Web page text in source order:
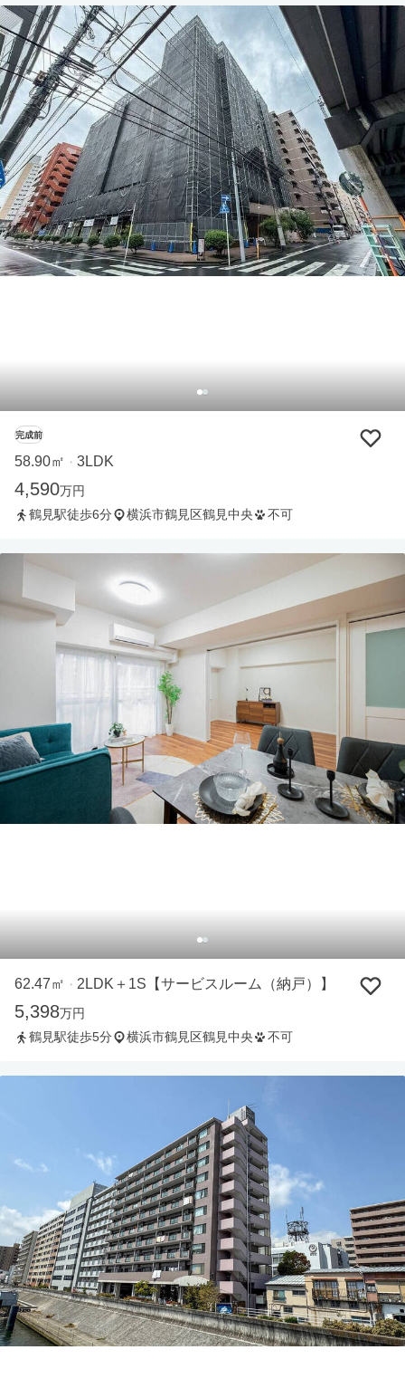
完成前
58.90㎡ ・ 3LDK
4,590万円
鶴見駅徒歩6分
横浜市鶴見区鶴見中央 不可
62.47㎡ ・ 2LDK＋1S【サービスルーム（納戸）】
5,398万円
鶴見駅徒歩5分
横浜市鶴見区鶴見中央 不可